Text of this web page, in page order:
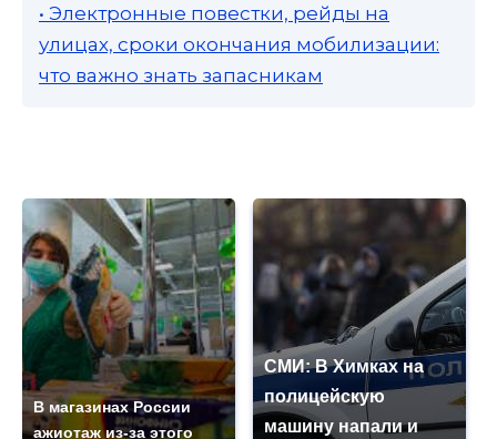
• Электронные повестки, рейды на
улицах, сроки окончания мобилизации:
что важно знать запасникам
В магазинах России
ажиотаж из-за этого
СМИ: В Химках на
полицейскую
машину напали и